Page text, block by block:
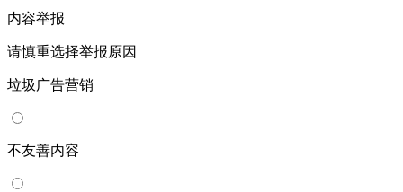
内容举报
请慎重选择举报原因
垃圾广告营销
不友善内容